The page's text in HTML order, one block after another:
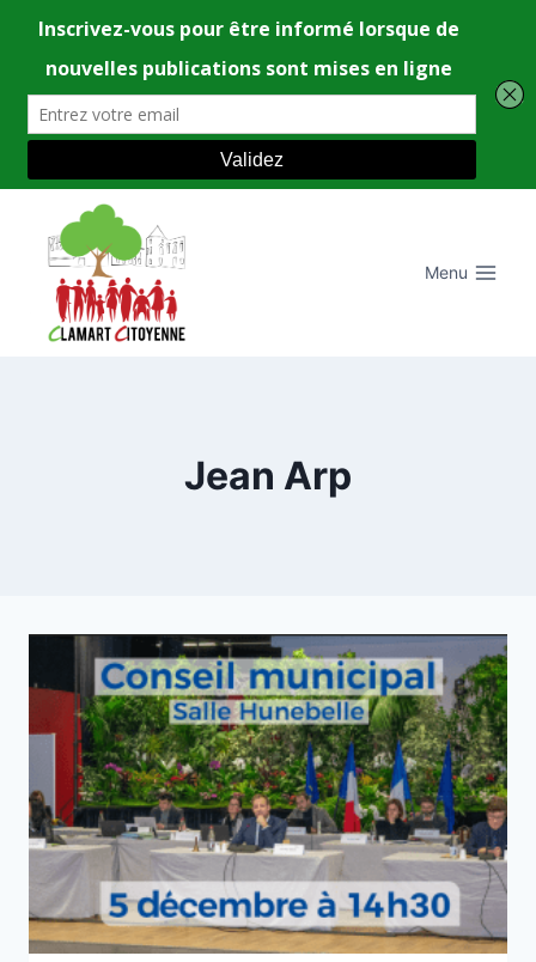
contenu
Menu
Jean Arp